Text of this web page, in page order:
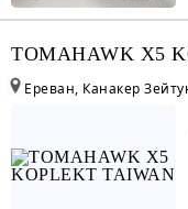
TOMAHAWK X5
Ереван, Канакер